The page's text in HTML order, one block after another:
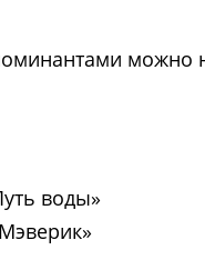
можно
воды»